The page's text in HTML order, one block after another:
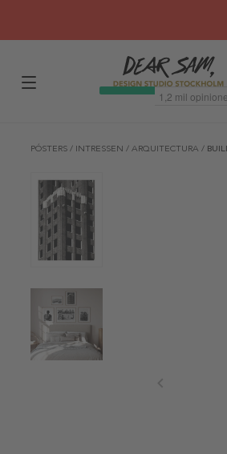
PÓSTERS / INTRESSEN / ARQUITECTURA /